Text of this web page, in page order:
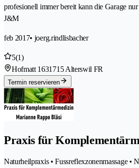
profesionell immer bereit kann die Garage
J&M
feb 2017• joerg.rindlisbacher
5(1)
Hofmatt 1631715 Alterswil FR
Termin reservieren
Praxis für
Naturheilpraxis • Fussreflexzonenmassage •